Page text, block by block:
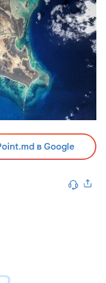
в Google